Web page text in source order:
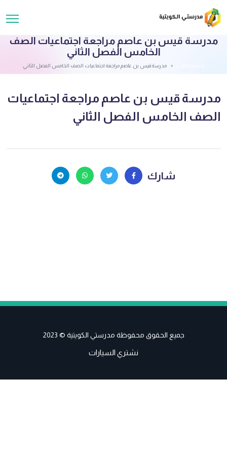
مدرسة قيس بن عاصم مراجعة اجتماعيات الصف
الخامس الفصل الثاني
مدرسة قيس بن عاصم مراجعة اجتماعيات الصف الخامس الفصل الثاني
مدرسة قيس بن عاصم مراجعة اجتماعيات
الصف الخامس الفصل الثاني
شارك
جميع الحقوق محفوظة مدرستي الكويتية © 2023
نشتري السيارات